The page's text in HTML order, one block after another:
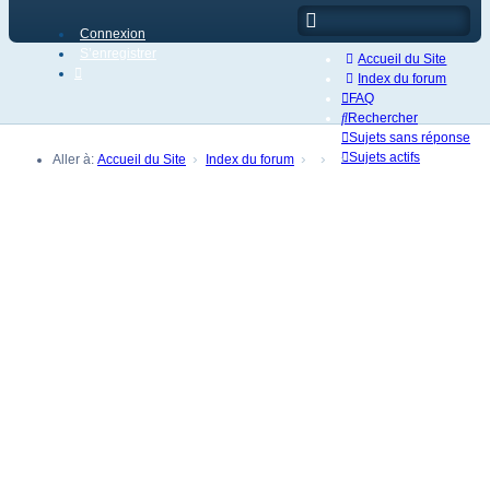
Accueil du Site
Index du forum
FAQ
Rechercher
Sujets sans réponse
Sujets actifs
Connexion
S’enregistrer
Aller à: Accueil du Site Index du forum